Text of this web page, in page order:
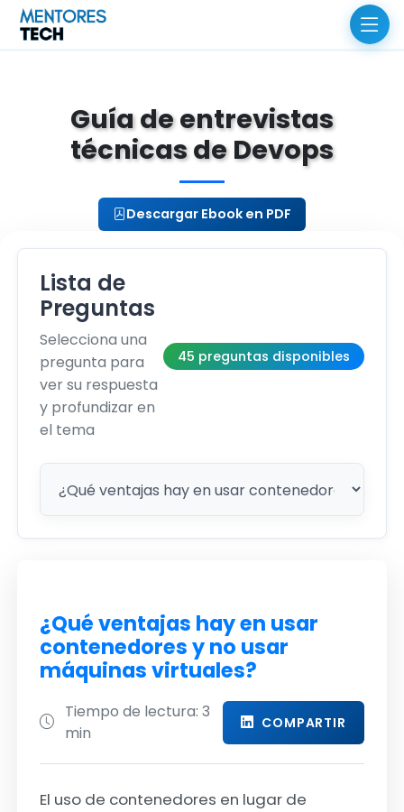
Guía de entrevistas
técnicas de Devops
Descargar Ebook en PDF
Lista de
Preguntas
Selecciona una
pregunta para
ver su respuesta
y profundizar en
el tema
45 preguntas disponibles
¿Qué ventajas hay en usar
contenedores y no usar
máquinas virtuales?
Tiempo de lectura: 3
min
COMPARTIR
El uso de contenedores en lugar de